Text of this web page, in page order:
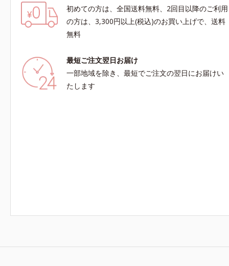
初めての方は、全国送料無料、2回目以降のご利用
の方は、3,300円以上(税込)のお買い上げで、送料
無料
最短ご注文翌日お届け
一部地域を除き、最短でご注文の翌日にお届けい
たします